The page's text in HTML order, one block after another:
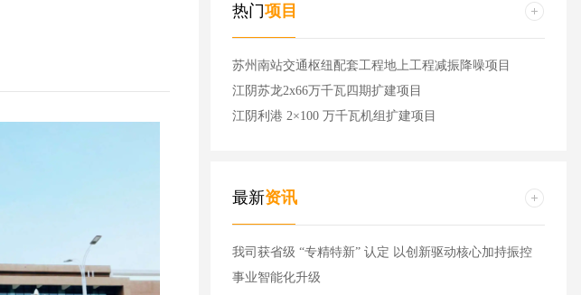
热门项目
苏州南站交通枢纽配套工程地上工程减振降噪项目
江阴苏龙2x66万千瓦四期扩建项目
江阴利港 2×100 万千瓦机组扩建项目
最新资讯
我司获省级 “专精特新” 认定 以创新驱动核心加持振控
事业智能化升级